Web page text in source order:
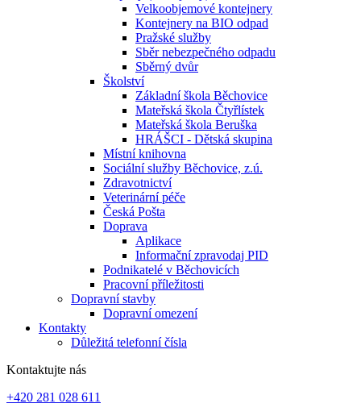
Velkoobjemové kontejnery
Kontejnery na BIO odpad
Pražské služby
Sběr nebezpečného odpadu
Sběrný dvůr
Školství
Základní škola Běchovice
Mateřská škola Čtyřlístek
Mateřská škola Beruška
HRÁŠCI - Dětská skupina
Místní knihovna
Sociální služby Běchovice, z.ú.
Zdravotnictví
Veterinární péče
Česká Pošta
Doprava
Aplikace
Informační zpravodaj PID
Podnikatelé v Běchovicích
Pracovní příležitosti
Dopravní stavby
Dopravní omezení
Kontakty
Důležitá telefonní čísla
Kontaktujte nás
+420 281 028 611